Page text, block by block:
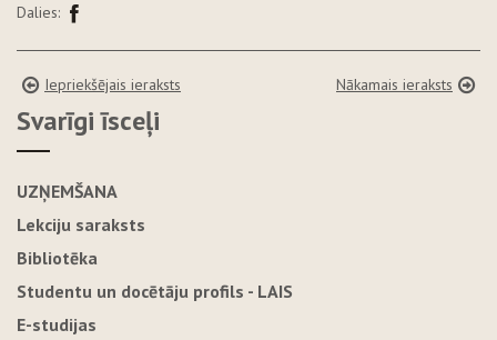
Dalies:
Iepriekšējais ieraksts Nākamais ieraksts
Svarīgi īsceļi
UZŅEMŠANA
Lekciju saraksts
Bibliotēka
Studentu un docētāju profils - LAIS
E-studijas